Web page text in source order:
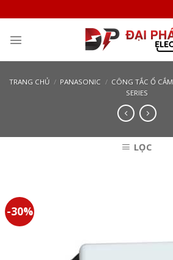
to
content
TRANG CHỦ / PANASONIC / CÔNG TẮC Ổ CẮM
SERIES
LỌC
-30%